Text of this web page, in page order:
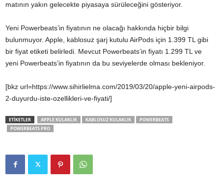
matının yakın gelecekte piyasaya sürüleceğini gösteriyor.
Yeni Powerbeats’in fiyatının ne olacağı hakkında hiçbir bilgi
bulunmuyor. Apple, kablosuz şarj kutulu AirPods için 1.399 TL gibi
bir fiyat etiketi belirledi. Mevcut Powerbeats’in fiyatı 1.299 TL ve
yeni Powerbeats’in fiyatının da bu seviyelerde olması bekleniyor.
[bkz url=https://www.sihirlielma.com/2019/03/20/apple-yeni-airpods-
2-duyurdu-iste-ozellikleri-ve-fiyati/]
ETİKETLER APPLE KULAKLIK KABLOSUZ KULAKLIK
POWERBEATS
POWERBEATS PRO